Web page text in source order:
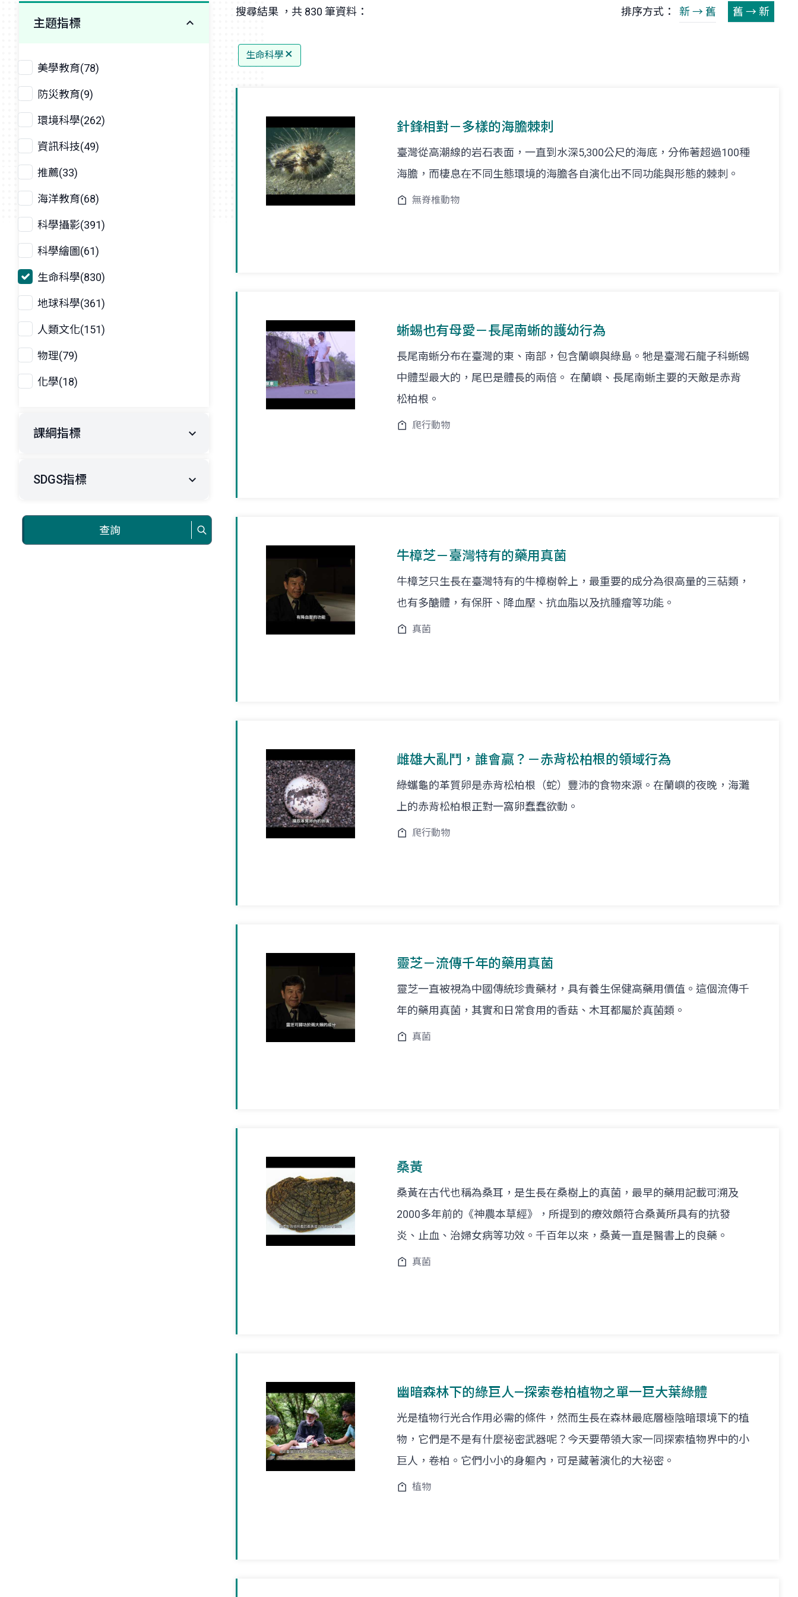
主題指標
美學教育(78)
防災教育(9)
環境科學(262)
資訊科技(49)
推薦(33)
海洋教育(68)
科學攝影(391)
科學繪圖(61)
生命科學(830)
地球科學(361)
人類文化(151)
物理(79)
化學(18)
課綱指標
SDGS指標
查詢
搜尋結果 ，共 830 筆資料： 排序方式： 新 → 舊 舊 → 新
生命科學
針鋒相對－多樣的海膽棘刺
臺灣從高潮線的岩石表面，一直到水深5,300公尺的海底，分佈著超過100種
海膽，而棲息在不同生態環境的海膽各自演化出不同功能與形態的棘刺。
無脊椎動物
蜥蜴也有母愛－長尾南蜥的護幼行為
長尾南蜥分布在臺灣的東、南部，包含蘭嶼與綠島。牠是臺灣石龍子科蜥蜴
中體型最大的，尾巴是體長的兩倍。 在蘭嶼、長尾南蜥主要的天敵是赤背
松柏根。
爬行動物
牛樟芝－臺灣特有的藥用真菌
牛樟芝只生長在臺灣特有的牛樟樹幹上，最重要的成分為很高量的三萜類，
也有多醣體，有保肝、降血壓、抗血脂以及抗腫瘤等功能。
真菌
雌雄大亂鬥，誰會贏？－赤背松柏根的領域行為
綠蠵龜的革質卵是赤背松柏根（蛇）豐沛的食物來源。在蘭嶼的夜晚，海灘
上的赤背松柏根正對一窩卵蠢蠢欲動。
爬行動物
靈芝－流傳千年的藥用真菌
靈芝一直被視為中國傳統珍貴藥材，具有養生保健高藥用價值。這個流傳千
年的藥用真菌，其實和日常食用的香菇、木耳都屬於真菌類。
真菌
桑黃
桑黃在古代也稱為桑耳，是生長在桑樹上的真菌，最早的藥用記載可溯及
2000多年前的《神農本草經》，所提到的療效頗符合桑黃所具有的抗發
炎、止血、治婦女病等功效。千百年以來，桑黃一直是醫書上的良藥。
真菌
幽暗森林下的綠巨人—探索卷柏植物之單一巨大葉綠體
光是植物行光合作用必需的條件，然而生長在森林最底層極陰暗環境下的植
物，它們是不是有什麼祕密武器呢？今天要帶領大家一同探索植物界中的小
巨人，卷柏。它們小小的身軀內，可是藏著演化的大祕密。
植物